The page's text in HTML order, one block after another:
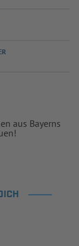
aus Bayerns